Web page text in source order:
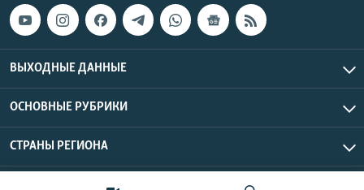
ВЫХОДНЫЕ ДАННЫЕ
ОСНОВНЫЕ РУБРИКИ
СТРАНЫ РЕГИОНА